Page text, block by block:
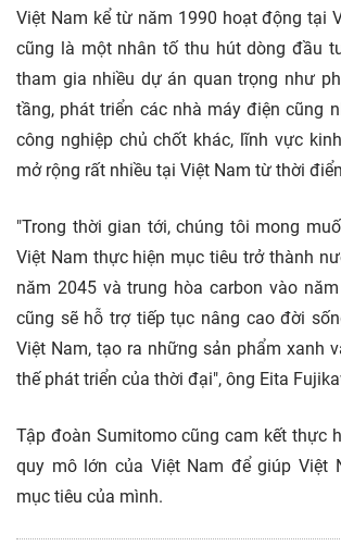
Việt Nam kể từ năm 1990 hoạt động tại
cũng là một nhân tố thu hút dòng đầu
tham gia nhiều dự án quan trọng như
tầng, phát triển các nhà máy điện cũng
công nghiệp chủ chốt khác, lĩnh vực
mở rộng rất nhiều tại Việt Nam từ thời
"Trong thời gian tới, chúng tôi mong
Việt Nam thực hiện mục tiêu trở thành
năm 2045 và trung hòa carbon vào
cũng sẽ hỗ trợ tiếp tục nâng cao đời
Việt Nam, tạo ra những sản phẩm xanh
thế phát triển của thời đại", ông Eita
Tập đoàn Sumitomo cũng cam kết thực
quy mô lớn của Việt Nam để giúp Việt
mục tiêu của mình.